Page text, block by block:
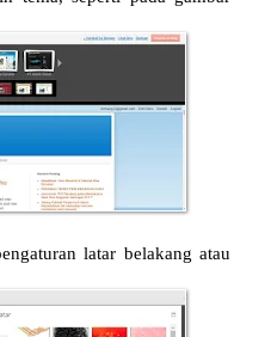
latar belakang atau